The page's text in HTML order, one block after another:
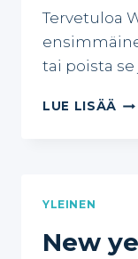
Tervetuloa
tai poista
LUE LISÄÄ
YLEINEN
New